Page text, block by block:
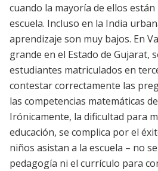
cuando la mayoría de ellos
escuela. Incluso en la India
aprendizaje son muy bajos. En
grande en el Estado de Gujarat,
estudiantes matriculados en
contestar correctamente las
las competencias matemáticas
Irónicamente, la dificultad para
educación, se complica por el
niños asistan a la escuela – no
pedagogía ni el currículo para